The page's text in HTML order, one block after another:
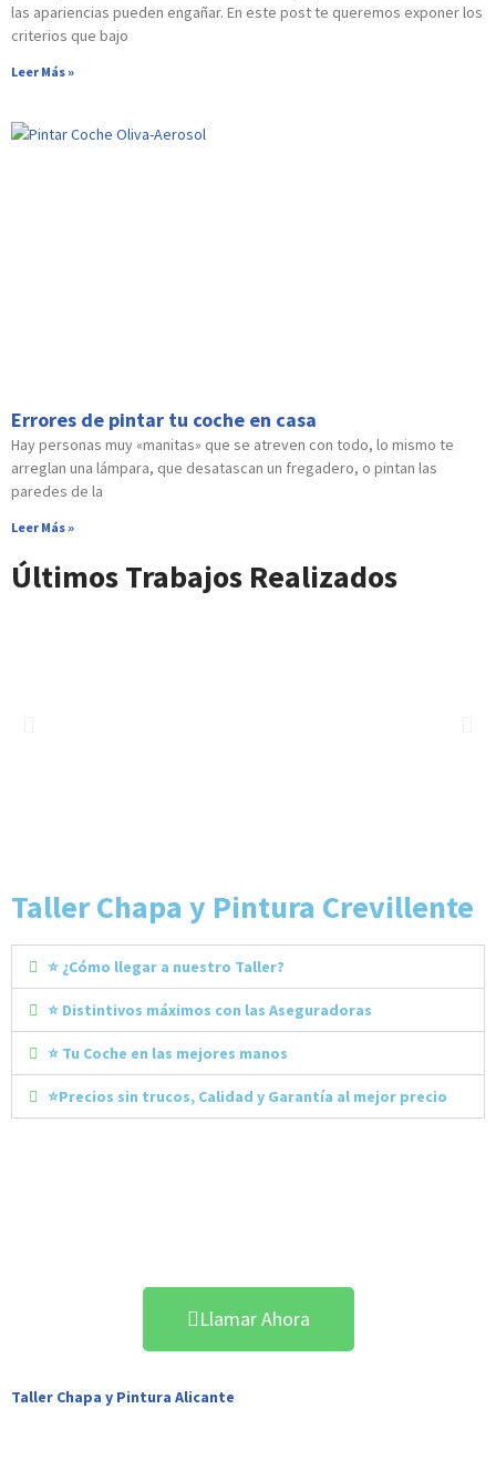
las apariencias pueden engañar. En este post te queremos exponer los
criterios que bajo
Leer Más »
Errores de pintar tu coche en casa
Hay personas muy «manitas» que se atreven con todo, lo mismo te
arreglan una lámpara, que desatascan un fregadero, o pintan las
paredes de la
Leer Más »
Últimos Trabajos Realizados
Taller Chapa y Pintura Crevillente
⭐ ¿Cómo llegar a nuestro Taller?
⭐ Distintivos máximos con las Aseguradoras
⭐ Tu Coche en las mejores manos
⭐Precios sin trucos, Calidad y Garantía al mejor precio
Llamar Ahora
Taller Chapa y Pintura Alicante